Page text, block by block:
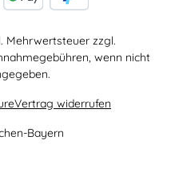
Mehrwertsteuer zzgl.
wenn nicht
Bayern
Vertrag widerrufen